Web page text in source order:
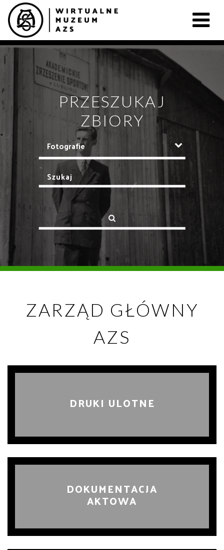
PRZESZUKAJ
ZBIORY
ZARZĄD GŁÓWNY
AZS
DRUKI ULOTNE
DOKUMENTACJA
AKTOWA